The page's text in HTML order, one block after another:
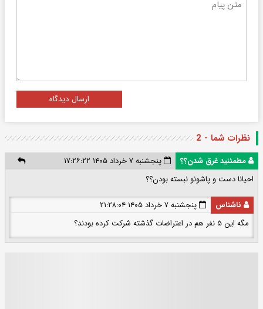
ارسال دیدگاه
نظرات شما - 2
مطمئنید غرق شدن؟؟
پنجشنبه ۷ خرداد ۱۴۰۵ ۱۷:۲۶:۲۲
احیانا دست و پاشونو نبسته بودن؟؟
ناشناس
پنجشنبه ۷ خرداد ۱۴۰۵ ۲۱:۲۸:۰۴
مگه این ۵ نفر هم در اعتراضات گذشته شرکت کرده بودند؟